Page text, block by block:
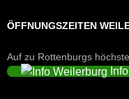
ÖFFNUNGSZEITEN
Auf zu Rottenburgs